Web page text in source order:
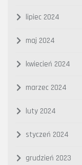
lipiec 2024
maj 2024
kwiecień 2024
marzec 2024
luty 2024
styczeń 2024
grudzień 2023